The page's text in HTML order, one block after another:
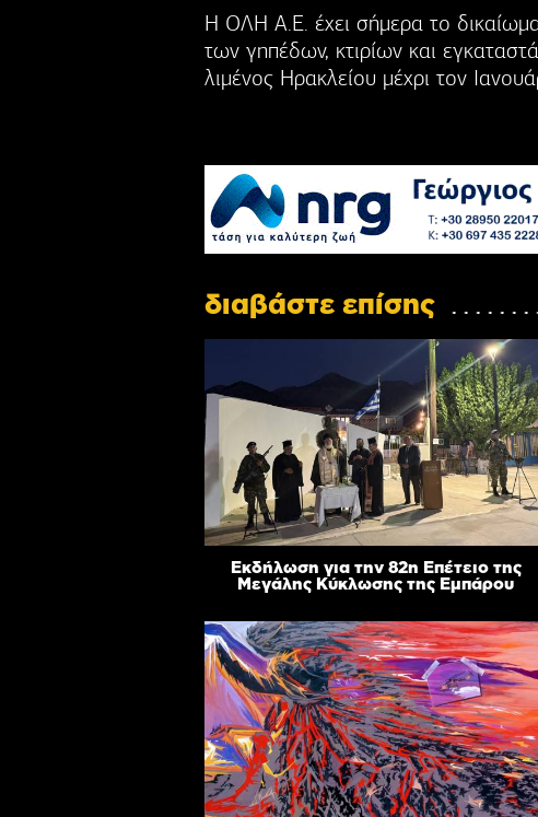
Η ΟΛΗ Α.Ε. έχει σήμερα το δικαίωμα
των γηπέδων, κτιρίων και
λιμένος Ηρακλείου μέχρι τον
διαβάστε επίσης
Εκδήλωση για την 82η Επέτειο της
Μεγάλης Κύκλωσης της Εμπάρου